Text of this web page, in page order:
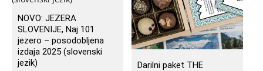
NOVO: JEZERA
SLOVENIJE, Naj 101
jezero – posodobljena
izdaja 2025 (slovenski
jezik)
Darilni paket THE